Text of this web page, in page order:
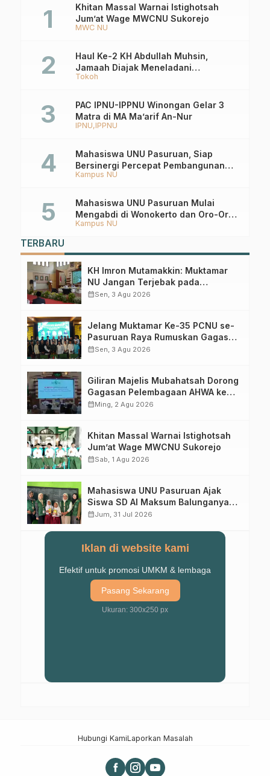
MWC NU
Khitan Massal Warnai Istighotsah
Jum’at Wage MWCNU Sukorejo
Tokoh
Haul Ke-2 KH Abdullah Muhsin,
Jamaah Diajak Meneladani
Keistiqamahan
IPNU IPPNU
PAC IPNU-IPPNU Winongan Gelar 3
Matra di MA Ma’arif An-Nur
Kampus NU
Mahasiswa UNU Pasuruan, Siap
Bersinergi Percepat Pembangunan
Desa Toyaning
Kampus NU
Mahasiswa UNU Pasuruan Mulai
Mengabdi di Wonokerto dan Oro-Oro
Ombo Wetan Berikut Programnya
TERBARU
KH Imron Mutamakkin: Muktamar
NU Jangan Terjebak pada
Perebutan Kursi Ketua Umum
calendar_monthSen, 3 Agu 2026
Jelang Muktamar Ke-35 PCNU se-
Pasuruan Raya Rumuskan Gagasan
Transformasi Gerakan NU Menuju
calendar_monthSen, 3 Agu 2026
Giliran Majelis Mubahatsah Dorong
Gagasan Pelembagaan AHWA ke
Forum Muktamar Mendatang
calendar_monthMing, 2 Agu 2026
Khitan Massal Warnai Istighotsah
Jum’at Wage MWCNU Sukorejo
calendar_monthSab, 1 Agu 2026
Mahasiswa UNU Pasuruan Ajak
Siswa SD Al Maksum Balunganyar
Kuasai Penjumlahan Bersusun
calendar_monthJum, 31 Jul 2026
Iklan di website kami
Efektif untuk promosi UMKM & lembaga
Pasang Sekarang
Ukuran: 300x250 px
Hubungi KamiLaporkan Masalah